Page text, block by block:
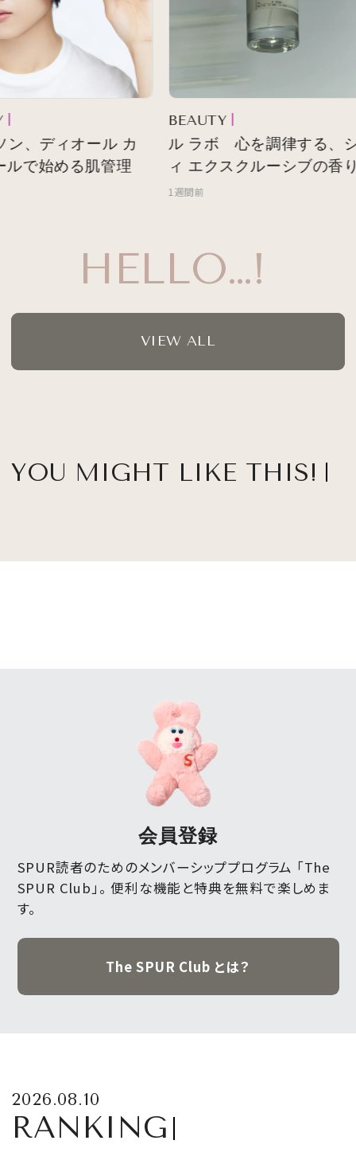
HELLO…!
、ディオール カ
で始める肌管理
BEAUTY
ル ラボ 心を調律する、シ
ィ エクスクルーシブの香り
1週間前
VIEW ALL
YOU MIGHT LIKE THIS!
会員登録
SPUR読者のためのメンバーシッププログラム 「The
SPUR Club」。 便利な機能と特典を無料で楽しめま
す。
The SPUR Club とは？
2026.08.10
RANKING